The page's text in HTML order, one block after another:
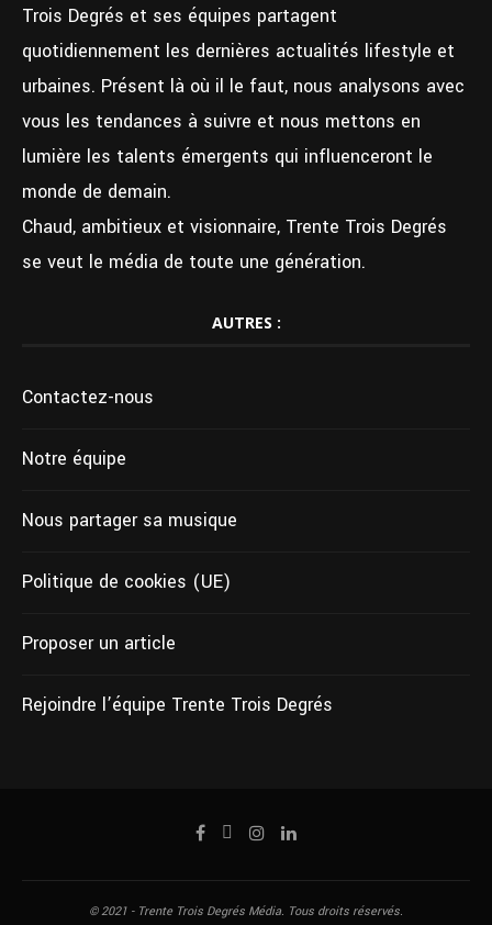
Trois Degrés et ses équipes partagent
quotidiennement les dernières actualités lifestyle et
urbaines. Présent là où il le faut, nous analysons avec
vous les tendances à suivre et nous mettons en
lumière les talents émergents qui influenceront le
monde de demain.
Chaud, ambitieux et visionnaire, Trente Trois Degrés
se veut le média de toute une génération.
AUTRES :
Contactez-nous
Notre équipe
Nous partager sa musique
Politique de cookies (UE)
Proposer un article
Rejoindre l’équipe Trente Trois Degrés
© 2021 - Trente Trois Degrés Média. Tous droits réservés.